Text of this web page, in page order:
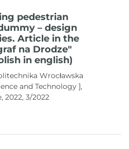
pedestrian
– design
Article in the
na Drodze"
in english)
Wrocławska
and Technology ],
2022, 3/2022